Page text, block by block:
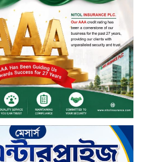
বিদায়ী সপ্তাহে দর বৃদ্ধির শীর্ষে ফারইস্ট
ফাইন্যান্স
বিদায়ী সপ্তাহে লেনদেনের শীর্ষে শার্প
ইন্ডাস্ট্রিজ
চুয়াডাঙ্গায় বিএআরআই’র কৃষি গবেষণা
কেন্দ্র, মেহেরপুর এর আঞ্চলিক রিভিউ
কর্মশালা/২০২৫-২৬ অনুষ্ঠিত
মুসলিম নিকাহ রেজিস্ট্রার কল্যাণ
পরিষদের সম্মেলন অনুষ্ঠিত